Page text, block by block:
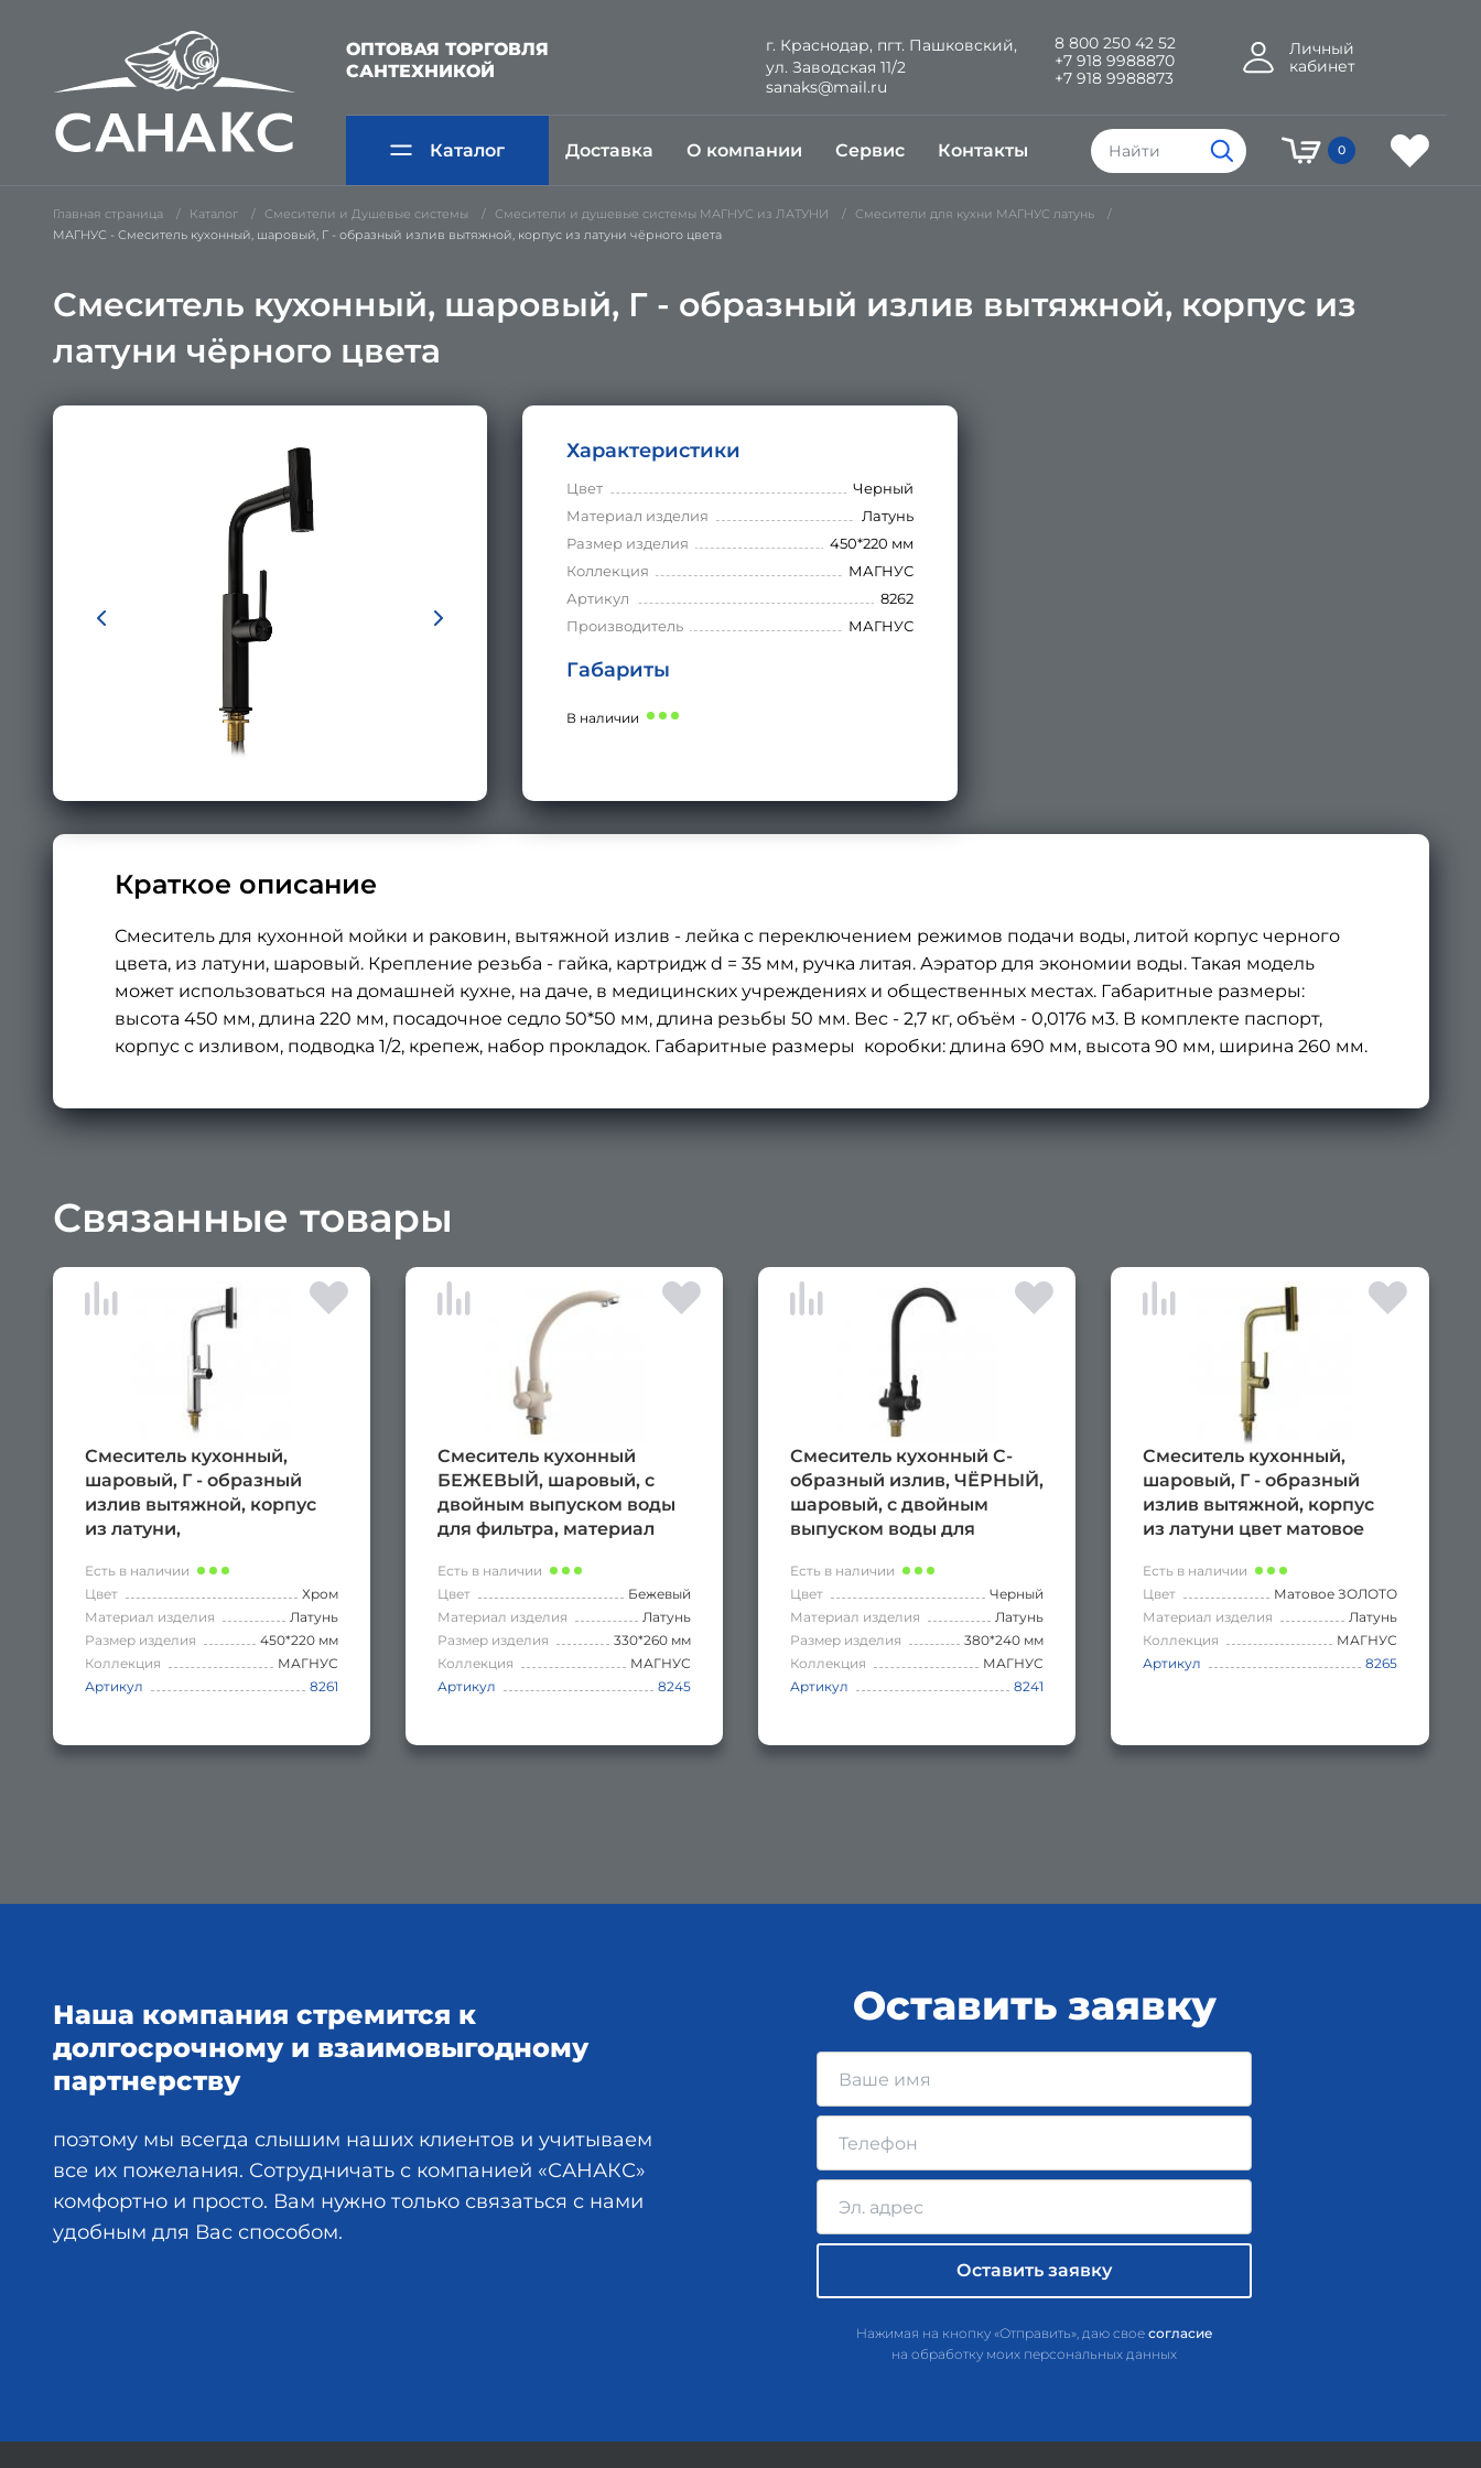
ОПТОВАЯ ТОРГОВЛЯ
САНТЕХНИКОЙ
г. Краснодар, пгт. Пашковский,
ул. Заводская 11/2
sanaks@mail.ru
8 800 250 42 52
+7 918 9988870
+7 918 9988873
Личный
кабинет
Каталог Доставка О компании Сервис Контакты 0
Главная страница Каталог Смесители и Душевые системы Смесители и душевые системы МАГНУС из ЛАТУНИ
Смесители для кухни МАГНУС латунь
МАГНУС - Смеситель кухонный, шаровый, Г - образный излив вытяжной, корпус из латуни чёрного цвета
Смеситель кухонный, шаровый, Г - образный излив вытяжной, корпус из
латуни чёрного цвета
Характеристики
Цвет
Черный
Материал изделия
Латунь
Размер изделия
450*220 мм
Коллекция
МАГНУС
Артикул
8262
Производитель
МАГНУС
Габариты
В наличии
Краткое описание
Смеситель для кухонной мойки и раковин, вытяжной излив - лейка с переключением режимов подачи воды, литой корпус черного
цвета, из латуни, шаровый. Крепление резьба - гайка, картридж d = 35 мм, ручка литая. Аэратор для экономии воды. Такая модель
может использоваться на домашней кухне, на даче, в медицинских учреждениях и общественных местах. Габаритные размеры:
высота 450 мм, длина 220 мм, посадочное седло 50*50 мм, длина резьбы 50 мм. Вес - 2,7 кг, объём - 0,0176 м3. В комплекте паспорт,
корпус с изливом, подводка 1/2, крепеж, набор прокладок. Габаритные размеры коробки: длина 690 мм, высота 90 мм, ширина 260 мм.
Связанные товары
Смеситель кухонный,
шаровый, Г - образный
излив вытяжной, корпус
из латуни,
Есть в наличии
Цвет
Хром
Материал изделия
Латунь
Размер изделия
450*220 мм
Коллекция
МАГНУС
Артикул
8261
Смеситель кухонный
БЕЖЕВЫЙ, шаровый, с
двойным выпуском воды
для фильтра, материал
Есть в наличии
Цвет
Бежевый
Материал изделия
Латунь
Размер изделия
330*260 мм
Коллекция
МАГНУС
Артикул
8245
Смеситель кухонный С-
образный излив, ЧЁРНЫЙ,
шаровый, с двойным
выпуском воды для
Есть в наличии
Цвет
Черный
Материал изделия
Латунь
Размер изделия
380*240 мм
Коллекция
МАГНУС
Артикул
8241
Смеситель кухонный,
шаровый, Г - образный
излив вытяжной, корпус
из латуни цвет матовое
Есть в наличии
Цвет
Матовое ЗОЛОТО
Материал изделия
Латунь
Коллекция
МАГНУС
Артикул
8265
Наша компания стремится к
долгосрочному и взаимовыгодному
партнерству
поэтому мы всегда слышим наших клиентов и учитываем
все их пожелания. Сотрудничать с компанией «САНАКС»
комфортно и просто. Вам нужно только связаться с нами
удобным для Вас способом.
Оставить заявку
Нажимая на кнопку «Отправить», даю свое согласие
на обработку моих персональных данных